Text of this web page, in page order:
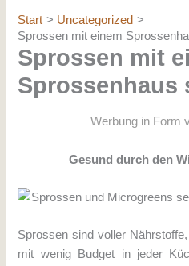
Start
Uncategorized
Sprossen mit einem
Sprossen mit
Sprossenhaus
Werbung in Form
Gesund durch den
Sprossen sind voller
mit wenig Budget in jeder